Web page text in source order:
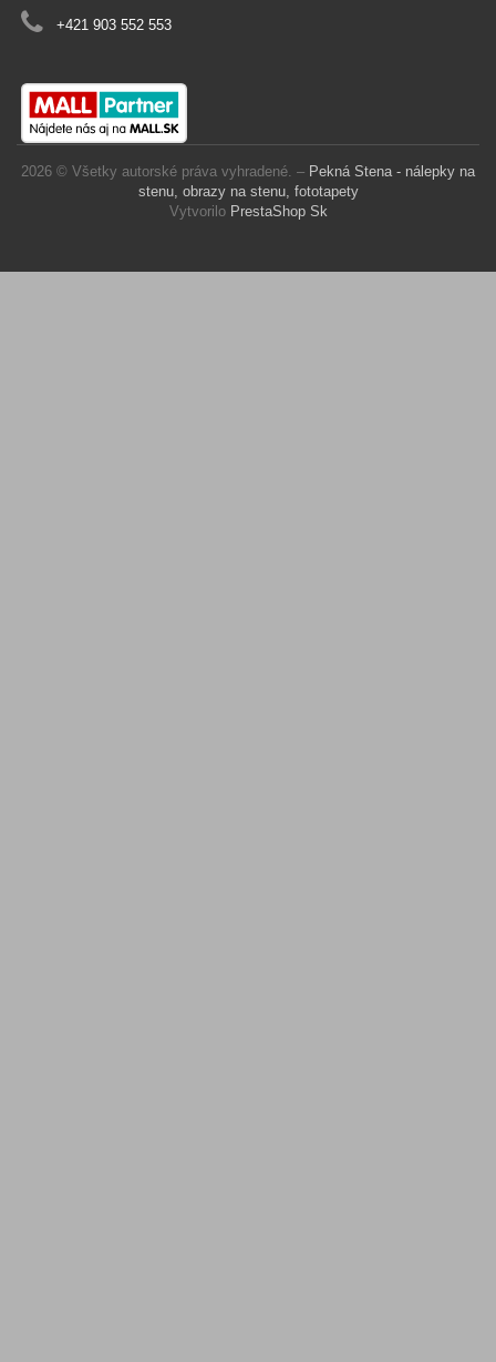
2026 © Všetky autorské práva vyhradené. – Pekná Stena - nálepky na
stenu, obrazy na stenu, fototapety
Vytvorilo PrestaShop Sk
+421 903 552 553